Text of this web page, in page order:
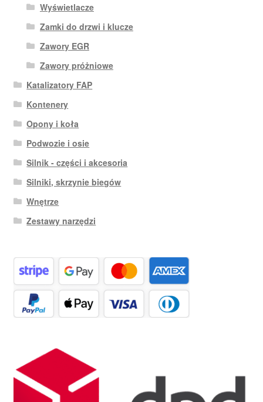
Wyświetlacze
Zamki do drzwi i klucze
Zawory EGR
Zawory próżniowe
Katalizatory FAP
Kontenery
Opony i koła
Podwozie i osie
Silnik - części i akcesoria
Silniki, skrzynie biegów
Wnętrze
Zestawy narzędzi